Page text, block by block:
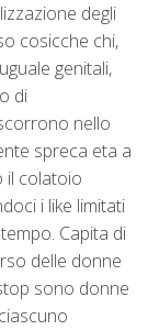
degli
cosicche chi,
genitali,
di
nello
spreca eta a
il colatoio
i like limitati
Capita di
delle donne
sono donne